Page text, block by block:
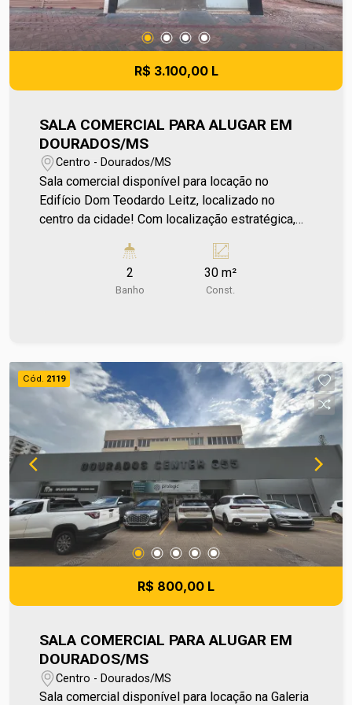
R$ 3.100,00 L
SALA COMERCIAL PARA ALUGAR EM
DOURADOS/MS
Centro - Dourados/MS
Sala comercial disponível para locação no
Edifício Dom Teodardo Leitz, localizado no
centro da cidade! Com localização estratégica,
sendo ideal para negócios que buscam
praticidade e visibilidade. Aproveite a
oportunidade de estabelecer seu
poderão sofrer reajustes de valores sem aviso
prévio, pois são de responsabilidade da
administradora do condomínio e prefeitura
municipal. A metragem informada é aproximada e
pode apresentar pequenas variações. Ref imv
2
Banho
30 m²
Const.
Cód. 2119
R$ 800,00 L
SALA COMERCIAL PARA ALUGAR EM
DOURADOS/MS
Centro - Dourados/MS
Sala comercial disponível para locação na Galeria